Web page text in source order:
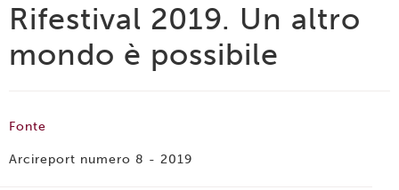
Rifestival 2019. Un altro
mondo è possibile
Fonte
Arcireport numero 8 - 2019